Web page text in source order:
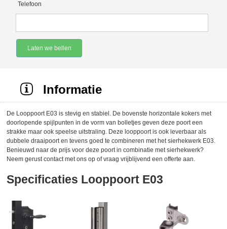
Telefoon
Laten we bellen
Informatie
De Looppoort E03 is stevig en stabiel. De bovenste horizontale kokers met
doorlopende spijlpunten in de vorm van bolletjes geven deze poort een
strakke maar ook speelse uitstraling. Deze looppoort is ook leverbaar als
dubbele draaipoort en tevens goed te combineren met het sierhekwerk E03.
Benieuwd naar de prijs voor deze poort in combinatie met sierhekwerk?
Neem gerust contact met ons op of vraag vrijblijvend een offerte aan.
Specificaties Looppoort E03